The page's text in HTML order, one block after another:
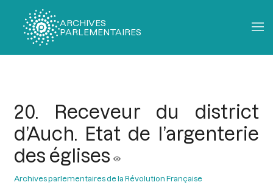
ARCHIVES
PARLEMENTAIRES
20. Receveur du district
d’Auch. Etat de l’argenterie
des églises
Archives parlementaires de la Révolution Française